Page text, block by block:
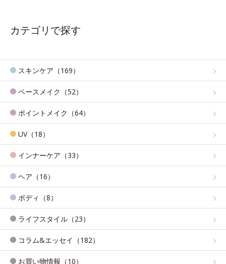
カテゴリで探す
スキンケア（169）
ベースメイク（52）
ポイントメイク（64）
UV（18）
インナーケア（33）
ヘア（16）
ボディ（8）
ライフスタイル（23）
コラム&エッセイ（182）
お買い物情報（10）